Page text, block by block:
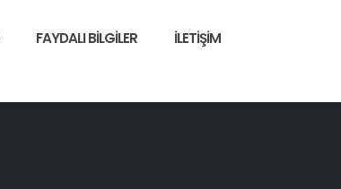
FAYDALI BILGILER İLETIŞIM